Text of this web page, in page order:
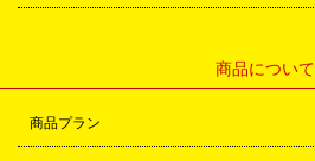
商品について
商品プラン